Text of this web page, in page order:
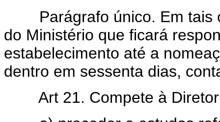
Parágrafo único. Em tais
do Ministério que ficará
estabelecimento até a
dentro em sessenta dias,
Art 21. Compete à